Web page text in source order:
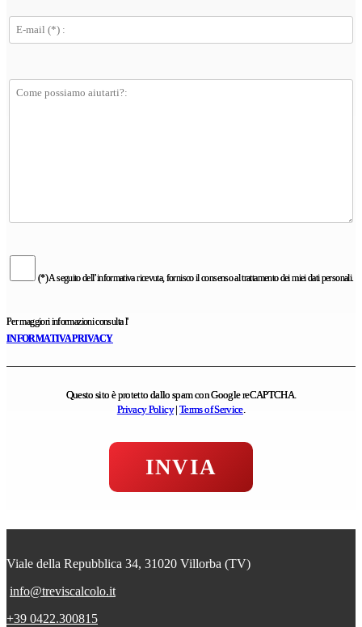
(*) A seguito dell’informativa ricevuta, fornisco il consenso al trattamento dei miei dati personali.
Per maggiori informazioni consulta l'
INFORMATIVA PRIVACY
Questo sito è protetto dallo spam con Google reCAPTCHA.
Privacy Policy| Terms of Service.
Viale della Repubblica 34, 31020 Villorba (TV)
info@treviscalcolo.it
+39 0422.300815